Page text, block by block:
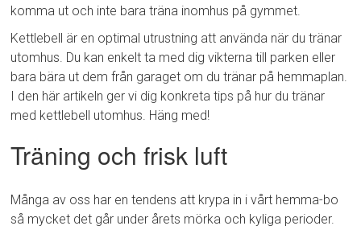
komma ut och inte bara träna inomhus på gymmet.
Kettlebell är en optimal utrustning att använda när du tränar
utomhus. Du kan enkelt ta med dig vikterna till parken eller
bara bära ut dem från garaget om du tränar på hemmaplan.
I den här artikeln ger vi dig konkreta tips på hur du tränar
med kettlebell utomhus. Häng med!
Träning och frisk luft
Många av oss har en tendens att krypa in i vårt hemma-bo
så mycket det går under årets mörka och kyliga perioder.